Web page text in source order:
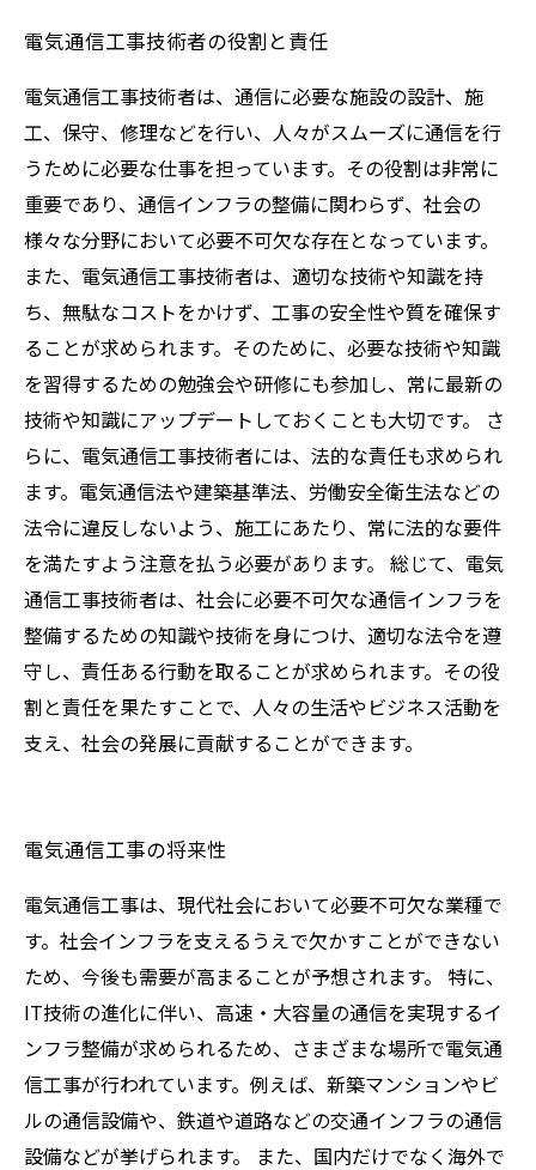
電気通信工事技術者の役割と責任
電気通信工事技術者は、通信に必要な施設の設計、施
工、保守、修理などを行い、人々がスムーズに通信を行
うために必要な仕事を担っています。その役割は非常に
重要であり、通信インフラの整備に関わらず、社会の
様々な分野において必要不可欠な存在となっています。
また、電気通信工事技術者は、適切な技術や知識を持
ち、無駄なコストをかけず、工事の安全性や質を確保す
ることが求められます。そのために、必要な技術や知識
を習得するための勉強会や研修にも参加し、常に最新の
技術や知識にアップデートしておくことも大切です。 さ
らに、電気通信工事技術者には、法的な責任も求められ
ます。電気通信法や建築基準法、労働安全衛生法などの
法令に違反しないよう、施工にあたり、常に法的な要件
を満たすよう注意を払う必要があります。 総じて、電気
通信工事技術者は、社会に必要不可欠な通信インフラを
整備するための知識や技術を身につけ、適切な法令を遵
守し、責任ある行動を取ることが求められます。その役
割と責任を果たすことで、人々の生活やビジネス活動を
支え、社会の発展に貢献することができます。
電気通信工事の将来性
電気通信工事は、現代社会において必要不可欠な業種で
す。社会インフラを支えるうえで欠かすことができない
ため、今後も需要が高まることが予想されます。 特に、
IT技術の進化に伴い、高速・大容量の通信を実現するイ
ンフラ整備が求められるため、さまざまな場所で電気通
信工事が行われています。例えば、新築マンションやビ
ルの通信設備や、鉄道や道路などの交通インフラの通信
設備などが挙げられます。 また、国内だけでなく海外で